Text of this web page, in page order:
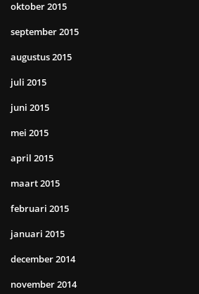
oktober 2015
september 2015
augustus 2015
juli 2015
juni 2015
mei 2015
april 2015
maart 2015
februari 2015
januari 2015
december 2014
november 2014